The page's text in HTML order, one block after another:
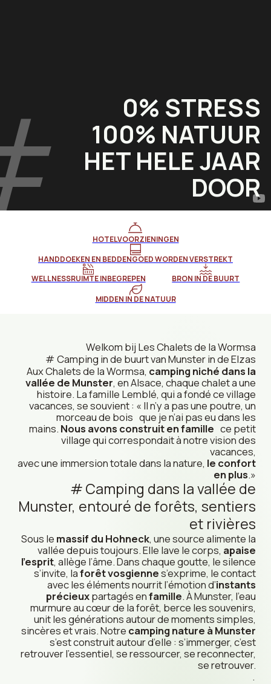
0% STRESS
100% NATUUR
HET HELE JAAR
DOOR
HOTELVOORZIENINGEN
HANDDOEKEN EN BEDDENGOED WORDEN VERSTREKT
WELLNESSRUIMTE INBEGREPEN
BRON IN DE BUURT
MIDDEN IN DE NATUUR
Welkom bij Les Chalets de la Wormsa
Camping in de buurt van Munster in de Elzas
Aux Chalets de la Wormsa, camping niché dans la
vallée de Munster, en Alsace, chaque chalet a une
histoire. La famille Lemblé, qui a fondé ce village
vacances, se souvient : « Il n’y a pas une poutre, un
morceau de bois que je n’ai pas eu dans les
mains. Nous avons construit en famillece petit
village qui correspondait à notre vision des
vacances,
avec une immersion totale dans la nature, le confort
en plus.»
Camping dans la vallée de
Munster, entouré de forêts, sentiers
et rivières
Sous le massif du Hohneck, une source alimente la
vallée depuis toujours. Elle lave le corps, apaise
l’esprit, allège l’âme. Dans chaque goutte, le silence
s’invite, laforêt vosgiennes’exprime, le contact
avec les éléments nourrit l’émotion d’instants
précieuxpartagés enfamille. À Munster, l’eau
murmure au cœur de la forêt, berce les souvenirs,
unit les générations autour de moments simples,
sincères et vrais. Notre camping nature à Munster
s’est construit autour d’elle : s’immerger, c’est
retrouver l’essentiel, se ressourcer, se reconnecter,
se retrouver.
.